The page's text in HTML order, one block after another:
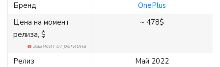
Бренд
OnePlus
Цена на момент
релиза, $
зависит от региона
~ 478$
Релиз
Май 2022